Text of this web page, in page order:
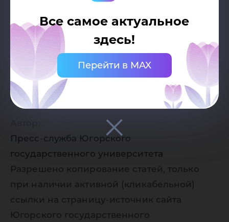
Все самое актуальное
здесь!
Перейти в MAX
Дата публикации:
Пресс-служба Югорского
государственного университета
Разрешено копирование статей, только
при наличии активной (кликабельной)
ссылки на страницу-источник сайта
Югорского государственного